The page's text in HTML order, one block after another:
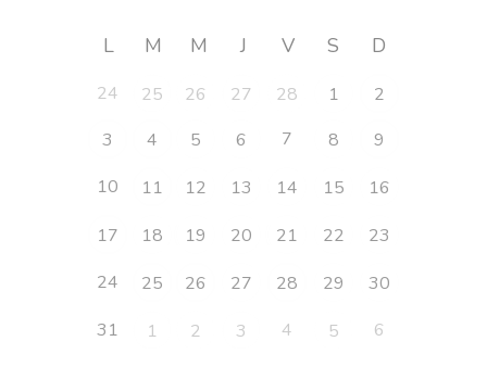
L M M J V S D
24 25 26 27 28 1
2
3
4 5 6 7 8
9
10
11 12 13 14 15
16
17
18 19 20 21 22
23
24
25 26 27 28 29
30
31
1 2 3 4 5 6